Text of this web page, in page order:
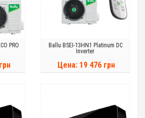
PRO
Ballu BSEI-13HN1 Platinum DC
Inverter
Цена: 19 476 грн